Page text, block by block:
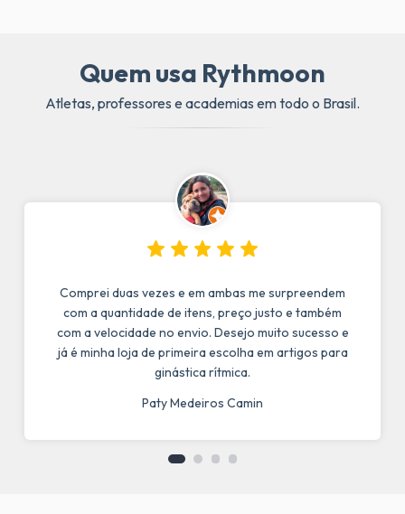
Quem usa Rythmoon
Atletas, professores e academias em todo o Brasil.
Comprei duas vezes e em ambas me surpreendem
com a quantidade de itens, preço justo e também
com a velocidade no envio. Desejo muito sucesso e
já é minha loja de primeira escolha em artigos para
ginástica rítmica.
Paty Medeiros Camin